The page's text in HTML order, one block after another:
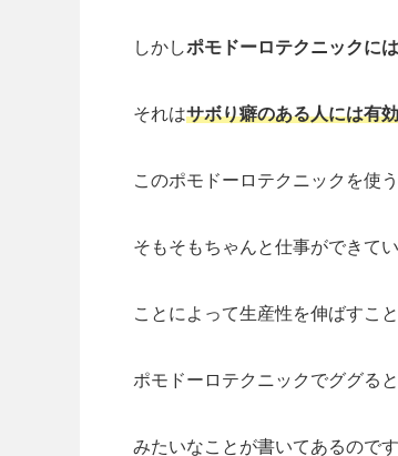
しかしポモドーロテクニックには
それはサボり癖のある人には有
このポモドーロテクニックを使
そもそもちゃんと仕事ができて
ことによって生産性を伸ばすこ
ポモドーロテクニックでググる
みたいなことが書いてあるので